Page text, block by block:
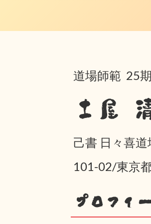
道場師範 25期
土屋
己書 日々喜道
101-02/東京
プロフィ